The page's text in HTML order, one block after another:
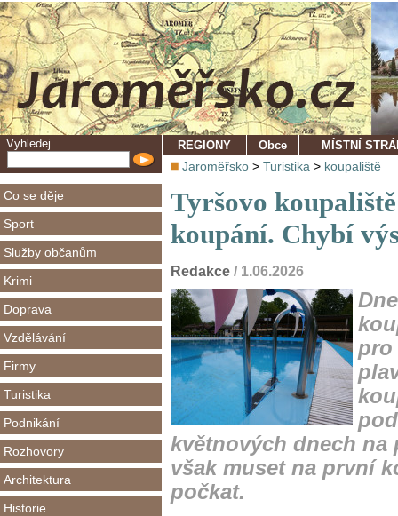
Vyhledej
Co se děje
Sport
Služby občanům
Krimi
Doprava
Vzdělávání
Firmy
Turistika
Podnikání
Rozhovory
Architektura
Historie
REGIONY Obce MÍSTNÍ
Jaroměřsko > Turistika > koupaliště
Tyršovo
koupání. Chybí
Redakce / 1.06.2026
pro
květnových dnech
však muset na první
počkat.